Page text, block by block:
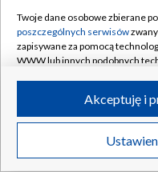
Rada Programowa
System NOS
Informacje o nadawcy
Program dla prasy
Ogłoszenie
©2026
Twoje dane osobowe zbierane
poszczególnych serwisów
zapisywane za pomocą
WWW lub innych podobnych
ruchu w Internecie.
Twoje dane osobowe zbierane
poszczególnych serwisówna
Akceptuję i